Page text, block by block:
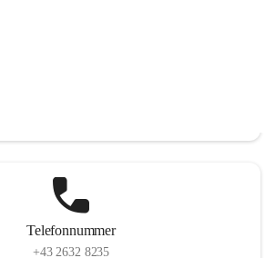
Telefonnummer
+43 2632 8235